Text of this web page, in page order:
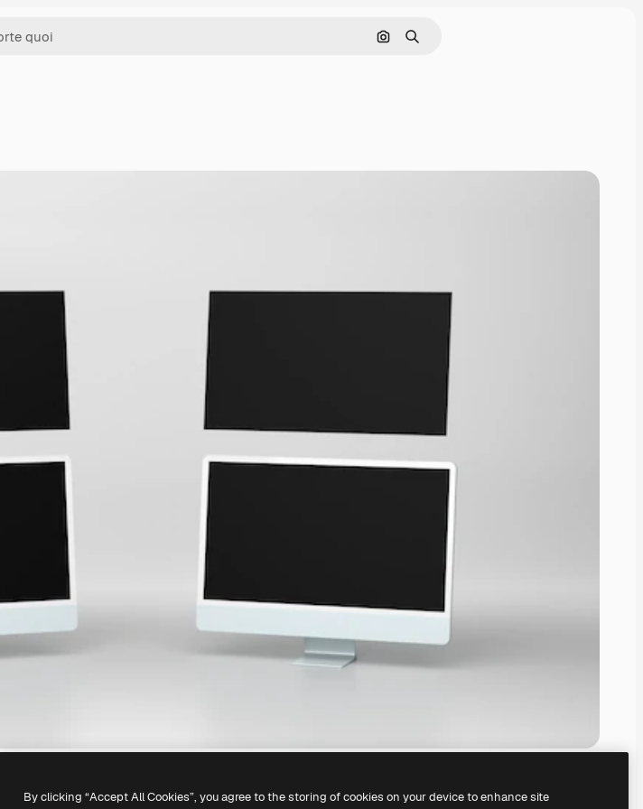
Rechercher par image
Rechercher
By clicking “Accept All Cookies”, you agree to the storing of cookies on your device to enhance site